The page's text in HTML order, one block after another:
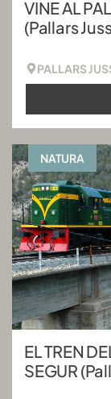
VINE AL
(Pallars
PALLARS
NATURA
EL TREN
SEGUR